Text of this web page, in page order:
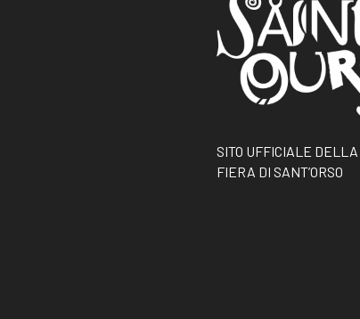
SITO UFFICIALE DELLA
FIERA DI SANT’ORSO